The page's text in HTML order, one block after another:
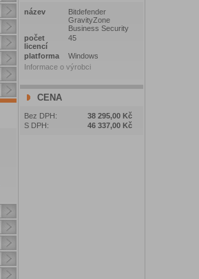
název
Bitdefender
GravityZone
Business Security
počet
licencí
45
platforma
Windows
Informace o výrobci
CENA
Bez DPH:
38 295,00 Kč
S DPH:
46 337,00 Kč